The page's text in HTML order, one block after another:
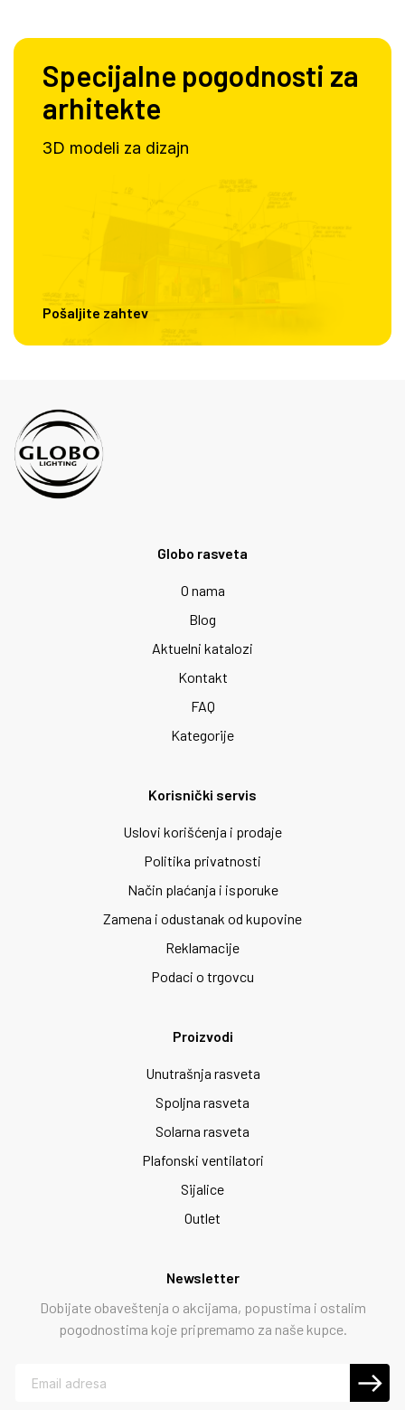
Specijalne pogodnosti za
arhitekte
3D modeli za dizajn
Pošaljite zahtev
Globo rasveta
O nama
Blog
Aktuelni katalozi
Kontakt
FAQ
Kategorije
Korisnički servis
Uslovi korišćenja i prodaje
Politika privatnosti
Način plaćanja i isporuke
Zamena i odustanak od kupovine
Reklamacije
Podaci o trgovcu
Proizvodi
Unutrašnja rasveta
Spoljna rasveta
Solarna rasveta
Plafonski ventilatori
Sijalice
Outlet
Newsletter
Dobijate obaveštenja o akcijama, popustima i ostalim
pogodnostima koje pripremamo za naše kupce.